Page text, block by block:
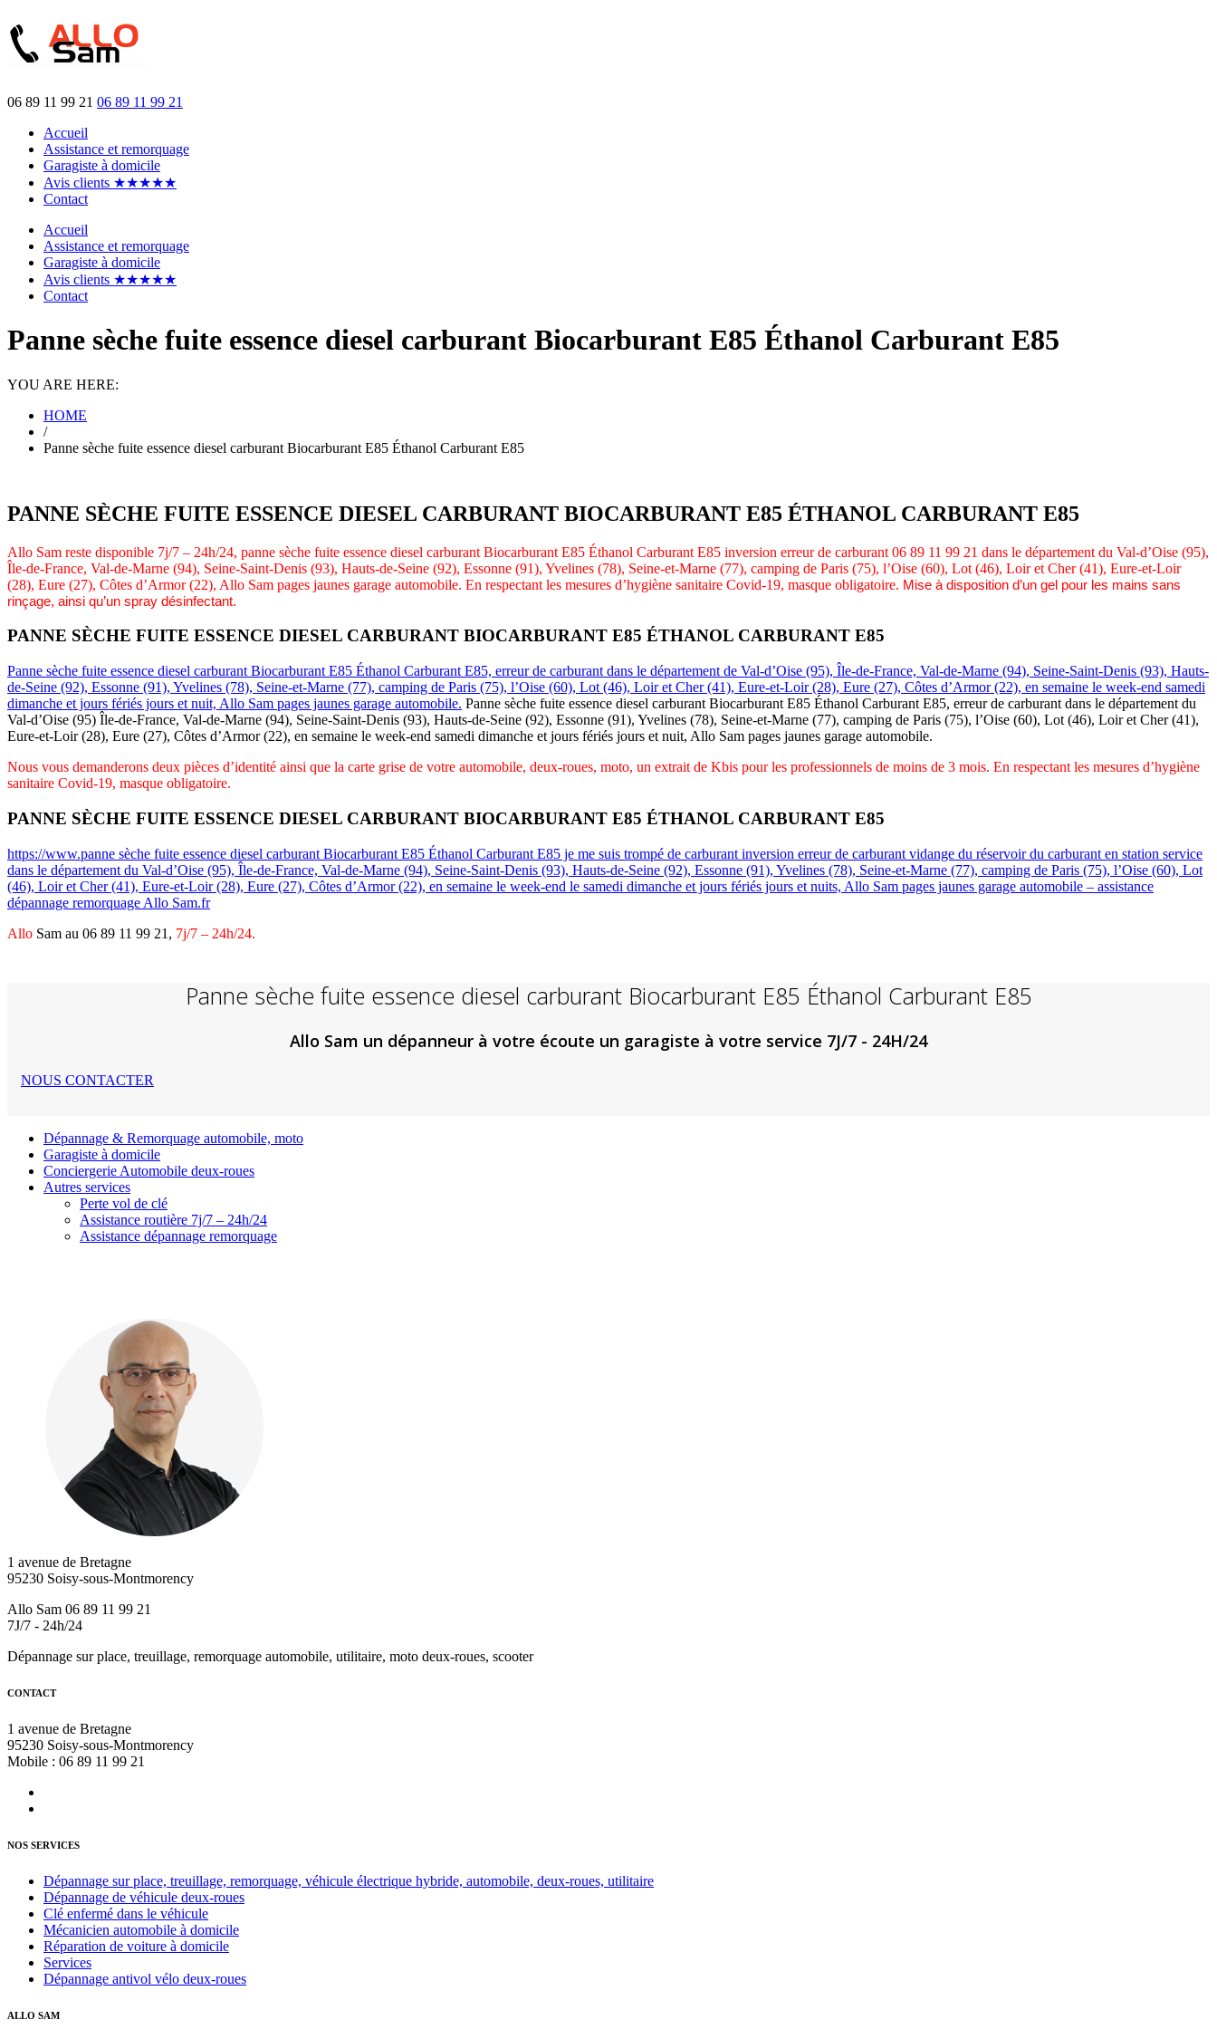
06 89 11 99 21 06 89 11 99 21
Accueil
Assistance et remorquage
Garagiste à domicile
Avis clients ★★★★★
Contact
Accueil
Assistance et remorquage
Garagiste à domicile
Avis clients ★★★★★
Contact
Panne sèche fuite essence diesel carburant Biocarburant E85 Éthanol Carburant E85
YOU ARE HERE:
HOME
/
Panne sèche fuite essence diesel carburant Biocarburant E85 Éthanol Carburant E85
PANNE SÈCHE FUITE ESSENCE DIESEL CARBURANT BIOCARBURANT E85 ÉTHANOL CARBURANT E85
Allo Sam reste disponible 7j/7 – 24h/24, panne sèche fuite essence diesel carburant Biocarburant E85 Éthanol Carburant E85 inversion erreur de carburant 06 89 11 99 21 dans le département du Val-d’Oise (95),
Île-de-France, Val-de-Marne (94), Seine-Saint-Denis (93), Hauts-de-Seine (92), Essonne (91), Yvelines (78), Seine-et-Marne (77), camping de Paris (75), l’Oise (60), Lot (46), Loir et Cher (41), Eure-et-Loir
(28), Eure (27), Côtes d’Armor (22), Allo Sam pages jaunes garage automobile. En respectant les mesures d’hygiène sanitaire Covid-19, masque obligatoire. Mise à disposition d’un gel pour les mains sans
rinçage, ainsi qu’un spray désinfectant.
PANNE SÈCHE FUITE ESSENCE DIESEL CARBURANT BIOCARBURANT E85 ÉTHANOL CARBURANT E85
Panne sèche fuite essence diesel carburant Biocarburant E85 Éthanol Carburant E85, erreur de carburant dans le département de Val-d’Oise (95), Île-de-France, Val-de-Marne (94), Seine-Saint-Denis (93), Hauts-
de-Seine (92), Essonne (91), Yvelines (78), Seine-et-Marne (77), camping de Paris (75), l’Oise (60), Lot (46), Loir et Cher (41), Eure-et-Loir (28), Eure (27), Côtes d’Armor (22), en semaine le week-end samedi
dimanche et jours fériés jours et nuit, Allo Sam pages jaunes garage automobile. Panne sèche fuite essence diesel carburant Biocarburant E85 Éthanol Carburant E85, erreur de carburant dans le département du
Val-d’Oise (95) Île-de-France, Val-de-Marne (94), Seine-Saint-Denis (93), Hauts-de-Seine (92), Essonne (91), Yvelines (78), Seine-et-Marne (77), camping de Paris (75), l’Oise (60), Lot (46), Loir et Cher (41),
Eure-et-Loir (28), Eure (27), Côtes d’Armor (22), en semaine le week-end samedi dimanche et jours fériés jours et nuit, Allo Sam pages jaunes garage automobile.
Nous vous demanderons deux pièces d’identité ainsi que la carte grise de votre automobile, deux-roues, moto, un extrait de Kbis pour les professionnels de moins de 3 mois. En respectant les mesures d’hygiène
sanitaire Covid-19, masque obligatoire.
PANNE SÈCHE FUITE ESSENCE DIESEL CARBURANT BIOCARBURANT E85 ÉTHANOL CARBURANT E85
https://www.panne sèche fuite essence diesel carburant Biocarburant E85 Éthanol Carburant E85 je me suis trompé de carburant inversion erreur de carburant vidange du réservoir du carburant en station service
dans le département du Val-d’Oise (95), Île-de-France, Val-de-Marne (94), Seine-Saint-Denis (93), Hauts-de-Seine (92), Essonne (91), Yvelines (78), Seine-et-Marne (77), camping de Paris (75), l’Oise (60), Lot
(46), Loir et Cher (41), Eure-et-Loir (28), Eure (27), Côtes d’Armor (22), en semaine le week-end le samedi dimanche et jours fériés jours et nuits, Allo Sam pages jaunes garage automobile – assistance
dépannage remorquage Allo Sam.fr
Allo Sam au 06 89 11 99 21, 7j/7 – 24h/24.
Panne sèche fuite essence diesel carburant Biocarburant E85 Éthanol Carburant E85
Allo Sam un dépanneur à votre écoute un garagiste à votre service 7J/7 - 24H/24
NOUS CONTACTER
Dépannage & Remorquage automobile, moto
Garagiste à domicile
Conciergerie Automobile deux-roues
Autres services
Perte vol de clé
Assistance routière 7j/7 – 24h/24
Assistance dépannage remorquage
1 avenue de Bretagne
95230 Soisy-sous-Montmorency
Allo Sam 06 89 11 99 21
7J/7 - 24h/24
Dépannage sur place, treuillage, remorquage automobile, utilitaire, moto deux-roues, scooter
CONTACT
1 avenue de Bretagne
95230 Soisy-sous-Montmorency
Mobile : 06 89 11 99 21
NOS SERVICES
Dépannage sur place, treuillage, remorquage, véhicule électrique hybride, automobile, deux-roues, utilitaire
Dépannage de véhicule deux-roues
Clé enfermé dans le véhicule
Mécanicien automobile à domicile
Réparation de voiture à domicile
Services
Dépannage antivol vélo deux-roues
ALLO SAM